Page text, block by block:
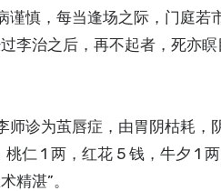
慎，每当逢场之际，门庭若
李治之后，再不起者，死亦瞑
诊为茧唇症，由胃阴枯耗，
仁 1 两，红花 5 钱，牛夕 1
精湛”。